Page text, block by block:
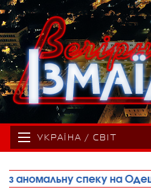
УКРАЇНА / СВІТ
обмежують рух